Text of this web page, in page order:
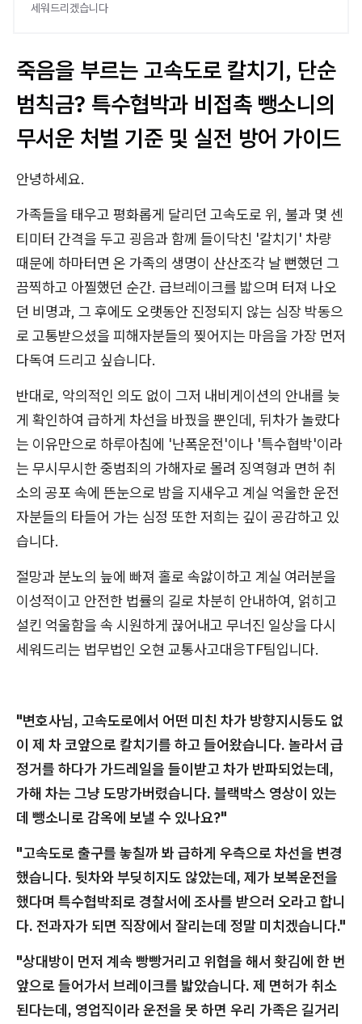
세워드리겠습니다
죽음을 부르는 고속도로 칼치기, 단순
범칙금? 특수협박과 비접촉 뺑소니의
무서운 처벌 기준 및 실전 방어 가이드
안녕하세요.
가족들을 태우고 평화롭게 달리던 고속도로 위, 불과 몇 센
티미터 간격을 두고 굉음과 함께 들이닥친 '칼치기' 차량
때문에 하마터면 온 가족의 생명이 산산조각 날 뻔했던 그
끔찍하고 아찔했던 순간. 급브레이크를 밟으며 터져 나오
던 비명과, 그 후에도 오랫동안 진정되지 않는 심장 박동으
로 고통받으셨을 피해자분들의 찢어지는 마음을 가장 먼저
다독여 드리고 싶습니다.
반대로, 악의적인 의도 없이 그저 내비게이션의 안내를 늦
게 확인하여 급하게 차선을 바꿨을 뿐인데, 뒤차가 놀랐다
는 이유만으로 하루아침에 '난폭운전'이나 '특수협박'이라
는 무시무시한 중범죄의 가해자로 몰려 징역형과 면허 취
소의 공포 속에 뜬눈으로 밤을 지새우고 계실 억울한 운전
자분들의 타들어 가는 심정 또한 저희는 깊이 공감하고 있
습니다.
절망과 분노의 늪에 빠져 홀로 속앓이하고 계실 여러분을
이성적이고 안전한 법률의 길로 차분히 안내하여, 얽히고
설킨 억울함을 속 시원하게 끊어내고 무너진 일상을 다시
세워드리는 법무법인 오현 교통사고대응TF팀입니다.
"변호사님, 고속도로에서 어떤 미친 차가 방향지시등도 없
이 제 차 코앞으로 칼치기를 하고 들어왔습니다. 놀라서 급
정거를 하다가 가드레일을 들이받고 차가 반파되었는데,
가해 차는 그냥 도망가버렸습니다. 블랙박스 영상이 있는
데 뺑소니로 감옥에 보낼 수 있나요?"
"고속도로 출구를 놓칠까 봐 급하게 우측으로 차선을 변경
했습니다. 뒷차와 부딪히지도 않았는데, 제가 보복운전을
했다며 특수협박죄로 경찰서에 조사를 받으러 오라고 합니
다. 전과자가 되면 직장에서 잘리는데 정말 미치겠습니다."
"상대방이 먼저 계속 빵빵거리고 위협을 해서 홧김에 한 번
앞으로 들어가서 브레이크를 밟았습니다. 제 면허가 취소
된다는데, 영업직이라 운전을 못 하면 우리 가족은 길거리